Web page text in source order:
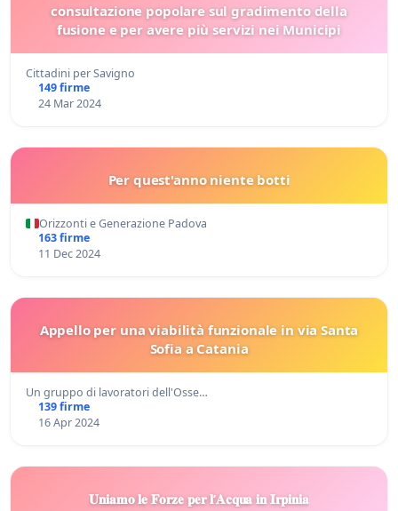
consultazione popolare sul gradimento della
fusione e per avere più servizi nei Municipi
Cittadini per Savigno
149 firme
24 Mar 2024
Per quest'anno niente botti
Orizzonti e Generazione Padova
163 firme
11 Dec 2024
Appello per una viabilità funzionale in via Santa
Sofia a Catania
Un gruppo di lavoratori dell'Osse…
139 firme
16 Apr 2024
𝐔𝐧𝐢𝐚𝐦𝐨 𝐥𝐞 𝐅𝐨𝐫𝐳𝐞 𝐩𝐞𝐫 𝐥’𝐀𝐜𝐪𝐮𝐚 𝐢𝐧 𝐈𝐫𝐩𝐢𝐧𝐢𝐚